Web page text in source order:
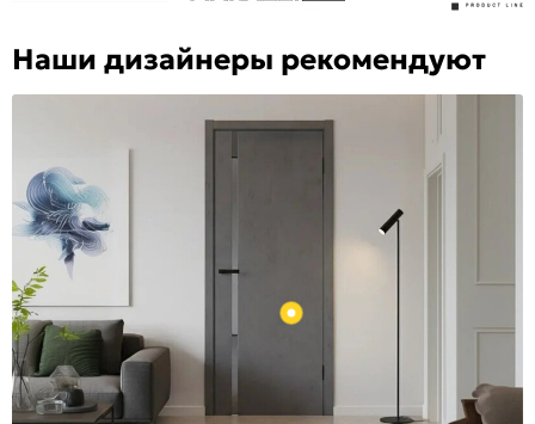
Наши дизайнеры рекомендуют